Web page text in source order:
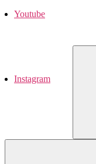
Youtube
Instagram